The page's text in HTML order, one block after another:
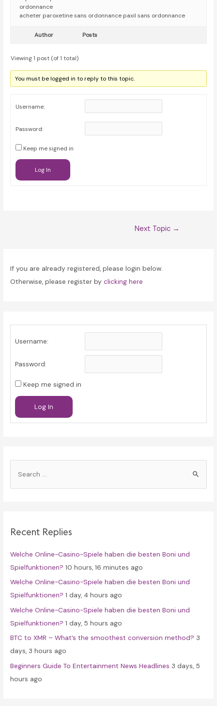
ordonnance
acheter paroxetine sans ordonnance paxil sans ordonnance
Author Posts
Viewing 1 post (of 1 total)
You must be logged in to reply to this topic.
Username:
Password:
Keep me signed in
Log In
Next Topic →
If you are already registered, please login below.
Otherwise, please register byclicking here
Username:
Password:
Keep me signed in
Log In
h
o
r
:
Recent Replies
Welche Online-Casino-Spiele haben die besten Boni und
Spielfunktionen? 10 hours, 16 minutes ago
Welche Online-Casino-Spiele haben die besten Boni und
Spielfunktionen? 1 day, 4 hours ago
Welche Online-Casino-Spiele haben die besten Boni und
Spielfunktionen? 1 day, 5 hours ago
BTC to XMR – What’s the smoothest conversion method? 3
days, 3 hours ago
Beginners Guide To Entertainment News Headlines 3 days, 5
hours ago